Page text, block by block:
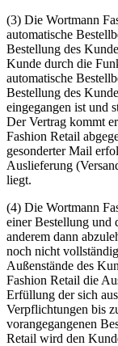
(3) Die Wortmann
automatische
Bestellung des
Kunde durch die
automatische
Bestellung des
eingegangen ist und
Der Vertrag kommt
Fashion Retail
gesonderter Mail
Auslieferung
liegt.
(4) Die Wortmann
einer Bestellung und
anderem dann
noch nicht
Außenstände des
Fashion Retail die
Erfüllung der sich
Verpflichtungen bis
vorangegangenen
Retail wird den